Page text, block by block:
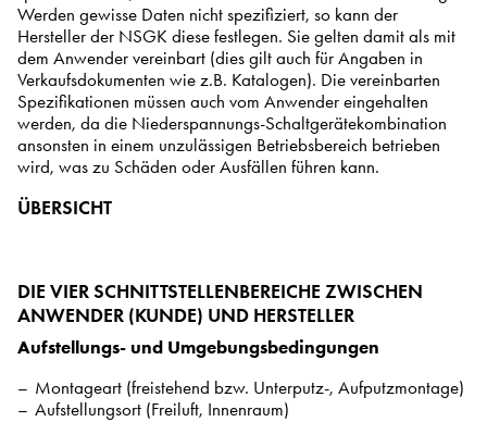
Werden gewisse Daten nicht spezifiziert, so kann der
Hersteller der NSGK diese festlegen. Sie gelten damit als mit
dem Anwender vereinbart (dies gilt auch für Angaben in
Verkaufsdokumenten wie z.B. Katalogen). Die vereinbarten
Spezifikationen müssen auch vom Anwender eingehalten
werden, da die Niederspannungs-Schaltgerätekombination
ansonsten in einem unzulässigen Betriebsbereich betrieben
wird, was zu Schäden oder Ausfällen führen kann.
ÜBERSICHT
DIE VIER SCHNITTSTELLENBEREICHE ZWISCHEN
ANWENDER (KUNDE) UND HERSTELLER
Aufstellungs- und Umgebungsbedingungen
Montageart (freistehend bzw. Unterputz-, Aufputzmontage)
Aufstellungsort (Freiluft, Innenraum)